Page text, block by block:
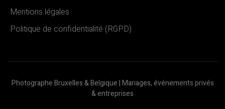
Nous respectons votre vie privée.
Nous utilisons des cookies pour améliorer votre expérience de
PERSONNALISER TOUT REJETER
Mentions légales
Politique de confidentialité (RGPD)
Photographe Bruxelles & Belgique | Mariages, événements privés
& entreprises